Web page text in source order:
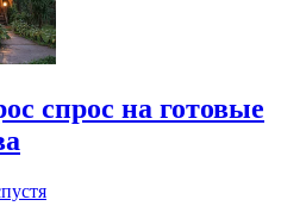
спрос на готовые